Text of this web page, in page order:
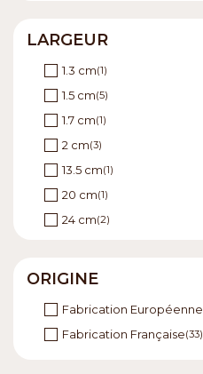
LARGEUR
1.3 cm(1)
1.5 cm(5)
1.7 cm(1)
2 cm(3)
13.5 cm(1)
20 cm(1)
24 cm(2)
ORIGINE
Fabrication Européenne
Fabrication Française(33)